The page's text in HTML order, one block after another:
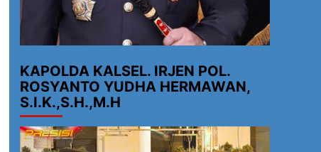
KAPOLDA KALSEL. IRJEN POL.
ROSYANTO YUDHA HERMAWAN,
S.I.K.,S.H.,M.H